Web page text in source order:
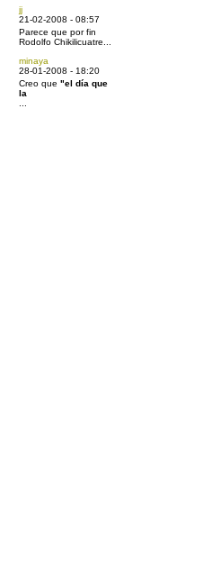
jj
21-02-2008 - 08:57
Parece que por fin
Rodolfo Chikilicuatre...
minaya
28-01-2008 - 18:20
Creo que"el día que
la